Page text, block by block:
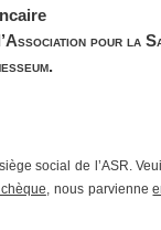
’Association pour la
social de l’ASR.
, nous parvienne